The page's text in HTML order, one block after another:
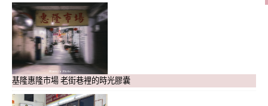
基隆惠隆市場 老街巷裡的時光膠囊